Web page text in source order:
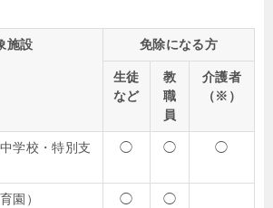
施設 免除になる方
生徒
など
教
職
員
介護者
（※）
学校・特別支
◯ ◯ ◯
園） ◯ ◯